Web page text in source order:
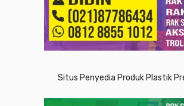
Situs Penyedia Produk Plastik